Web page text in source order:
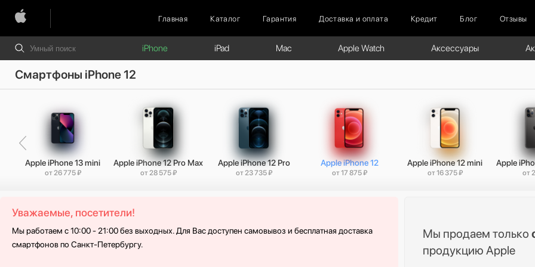
Главная Каталог Гарантия Доставка и оплата Кредит Блог Отзывы
iPhone iPad Mac Apple Watch Аксессуары
Смартфоны iPhone 12
Apple iPhone 13 mini
от 26 775 ₽
Apple iPhone 12 Pro Max
от 28 575 ₽
Apple iPhone 12 Pro
от 23 735 ₽
Apple iPhone 12
от 17 875 ₽
Apple iPhone 12 mini
от 16 375 ₽
Apple
от
Уважаемые, посетители!
Мы работаем с 10:00 - 21:00 без выходных. Для Вас доступен самовывоз и бесплатная доставка
смартфонов по Санкт-Петербургу.
Мы продаем только
продукцию Apple